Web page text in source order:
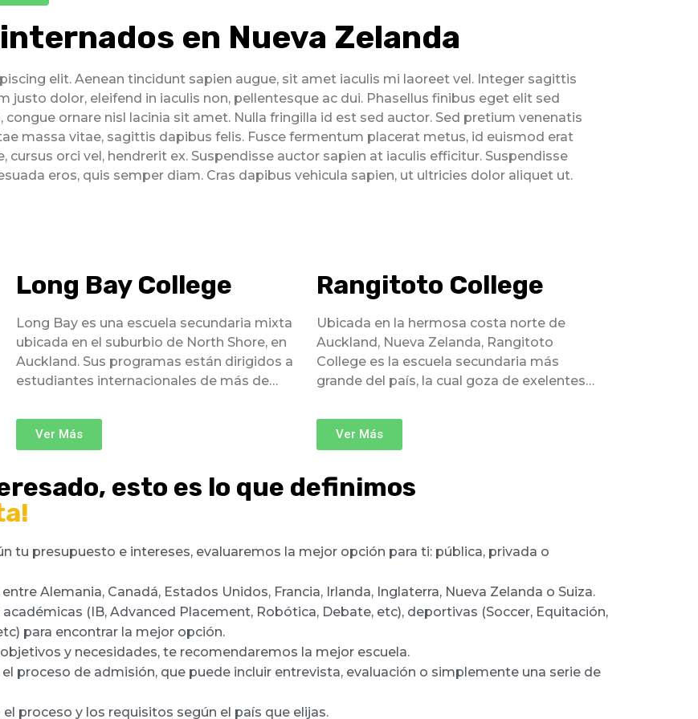
en Nueva Zelanda
elit. Aenean tincidunt sapien augue, sit amet iaculis mi laoreet vel. Integer sagittis
justo dolor, eleifend in iaculis non, pellentesque ac dui. Phasellus finibus eget elit sed
ornare nisl lacinia sit amet. Nulla fringilla id est sed auctor. Sed pretium venenatis
massa vitae, sagittis dapibus felis. Fusce fermentum placerat metus, id euismod erat
orci vel, hendrerit ex. Suspendisse auctor sapien at iaculis efficitur. Suspendisse
eros, quis semper diam. Cras dapibus vehicula sapien, ut ultricies dolor aliquet ut.
Long Bay College
Long Bay es una escuela secundaria mixta
ubicada en el suburbio de North Shore, en
Auckland. Sus programas están dirigidos a
estudiantes internacionales de más de…
Ver Más
Rangitoto College
Ubicada en la hermosa costa norte de
Auckland, Nueva Zelanda, Rangitoto
College es la escuela secundaria más
grande del país, la cual goza de exelentes…
Ver Más
esto es lo que definimos
tu presupuesto e intereses, evaluaremos la mejor opción para ti: pública, privada o
Alemania, Canadá, Estados Unidos, Francia, Irlanda, Inglaterra, Nueva Zelanda o Suiza.
(IB, Advanced Placement, Robótica, Debate, etc), deportivas (Soccer, Equitación,
para encontrar la mejor opción.
y necesidades, te recomendaremos la mejor escuela.
proceso de admisión, que puede incluir entrevista, evaluación o simplemente una serie de
proceso y los requisitos según el país que elijas.